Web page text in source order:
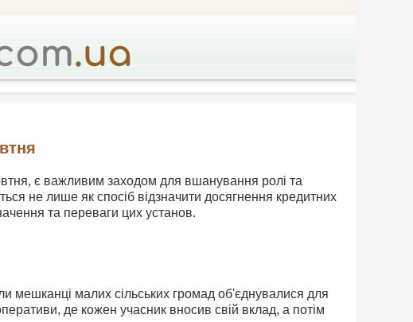
є важливим заходом для вшанування ролі та
не лише як спосіб відзначити досягнення кредитних
та переваги цих установ.
мешканці малих сільських громад об'єднувалися для
де кожен учасник вносив свій вклад, а потім